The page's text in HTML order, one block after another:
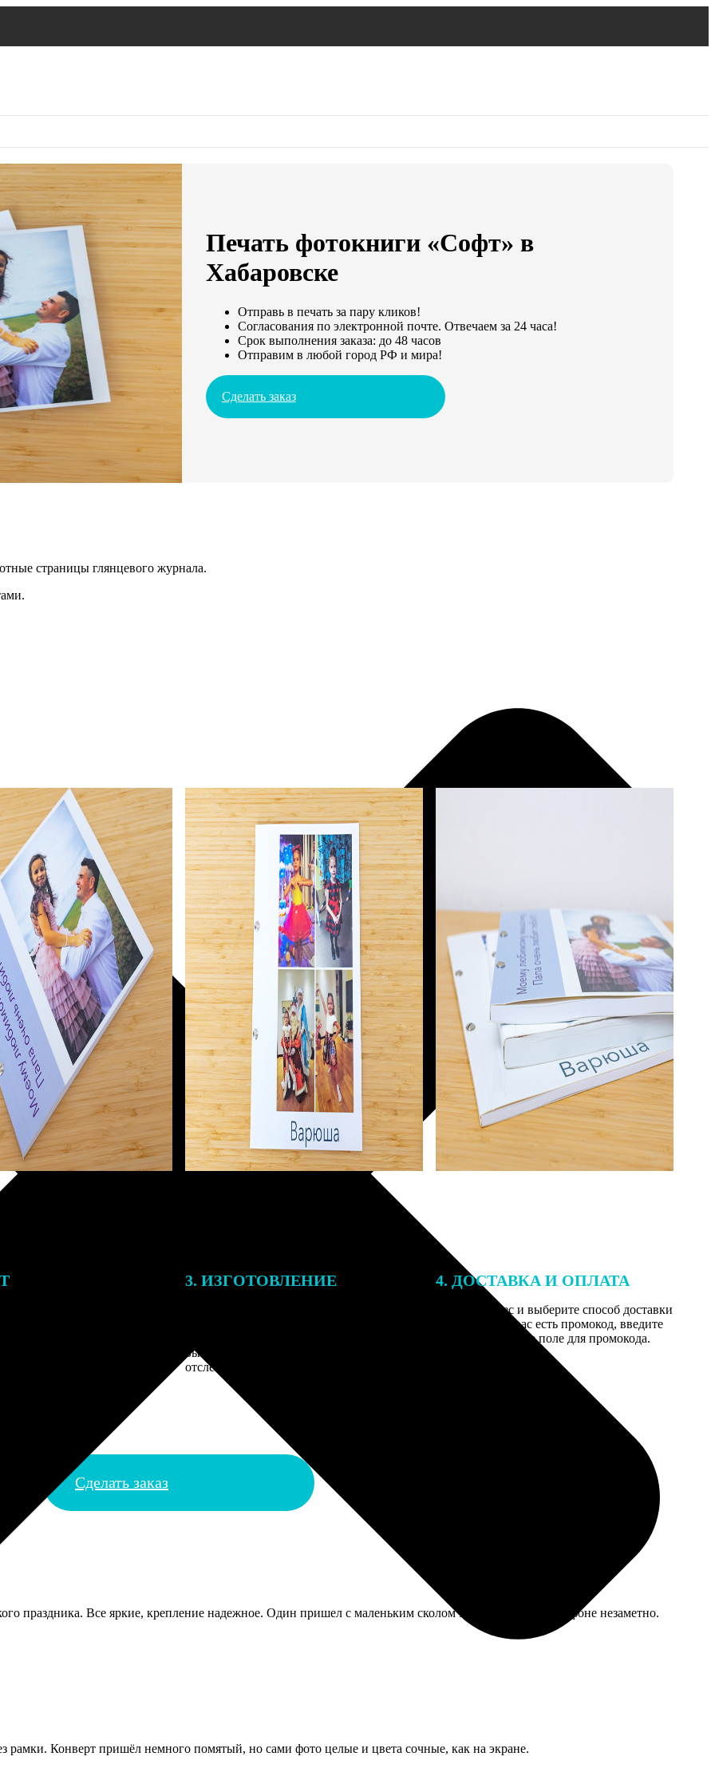
Печать фотокниги «Софт» в
Хабаровске
Отправь в печать за пару кликов!
Согласования по электронной почте. Отвечаем за 24 часа!
Срок выполнения заказа: до 48 часов
Отправим в любой город РФ и мира!
Сделать заказ
страницы глянцевого журнала.
3. ИЗГОТОВЛЕНИЕ
вы получите письмо с трек-номером для
отслеживания.
4. ДОСТАВКА И ОПЛАТА
Введите адрес и выберите способ доставки
заказа. Если у вас есть промокод, введите
его в специальное поле для промокода.
Сделать заказ
праздника. Все яркие, крепление надежное. Один пришел с маленьким сколом эмали, но на общем фоне незаметно.
рамки. Конверт пришёл немного помятый, но сами фото целые и цвета сочные, как на экране.